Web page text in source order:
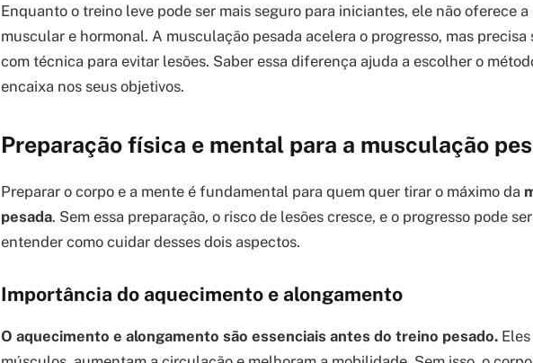
Enquanto o treino leve pode ser mais seguro para iniciantes, ele não oferece a
muscular e hormonal. A musculação pesada acelera o progresso, mas precisa
com técnica para evitar lesões. Saber essa diferença ajuda a escolher o
encaixa nos seus objetivos.
Preparação física e mental para a musculação
Preparar o corpo e a mente é fundamental para quem quer tirar o máximo da
pesada. Sem essa preparação, o risco de lesões cresce, e o progresso pode
entender como cuidar desses dois aspectos.
Importância do aquecimento e alongamento
O aquecimento e alongamento são essenciais antes do treino pesado.